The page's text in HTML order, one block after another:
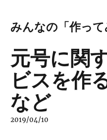
みんなの「作って
元号に関
ビスを作
など
2019/04/10